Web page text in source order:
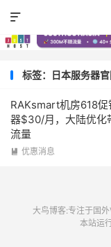

标签：日本服务器
RAKsmart机房618
器$30/月，大陆优化
流量
 优惠消息
大鸟博客:专注于国
本站运